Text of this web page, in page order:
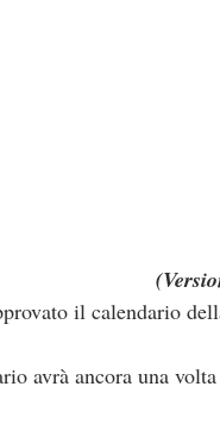
il calendario
avrà ancora una